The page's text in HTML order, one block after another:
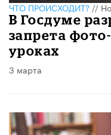
ЧТО ПРОИСХОДИТ?//
В Госдуме
запрета
уроках
3 марта